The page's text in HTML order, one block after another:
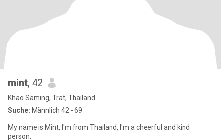
mint, 42
Khao Saming, Trat, Thailand
Suche: Männlich 42 - 69
My name is Mint, I'm from Thailand, I'm a cheerful and kind
person.